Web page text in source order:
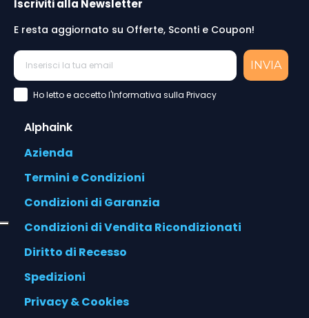
Iscriviti alla Newsletter
E resta aggiornato su Offerte, Sconti e Coupon!
INVIA
Accettazione Privacy Policy
Ho letto e accetto l'Informativa sulla Privacy
Alphaink
Azienda
Termini e Condizioni
Condizioni di Garanzia
Condizioni di Vendita Ricondizionati
Diritto di Recesso
Spedizioni
Privacy & Cookies